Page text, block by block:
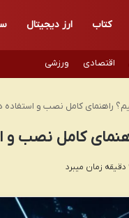
کتاب ارز دیجیتال
اقتصادی ورزشی